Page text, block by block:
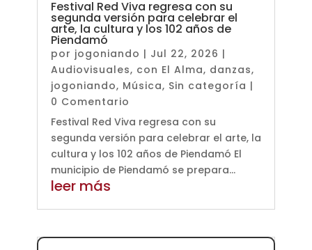
Festival Red Viva regresa con su
segunda versión para celebrar el
arte, la cultura y los 102 años de
Piendamó
por jogoniando | Jul 22, 2026 |
Audiovisuales, con El Alma, danzas,
jogoniando, Música, Sin categoría |
0 Comentario
Festival Red Viva regresa con su
segunda versión para celebrar el arte, la
cultura y los 102 años de Piendamó El
municipio de Piendamó se prepara...
leer más